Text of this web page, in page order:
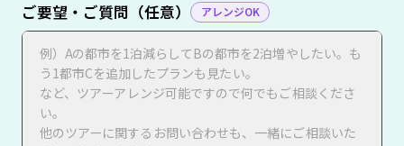
ご要望・ご質問（任意） アレンジOK